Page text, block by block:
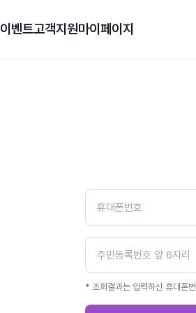
이벤트고객지원마이페이지
* 조회결과는 입력하신 휴대폰